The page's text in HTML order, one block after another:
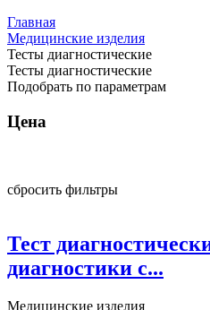
Главная
Медицинские изделия
Тесты диагностические
Тесты диагностические
Подобрать по параметрам
Цена
сбросить фильтры
Тест
диагностики с...
Медицинские изделия